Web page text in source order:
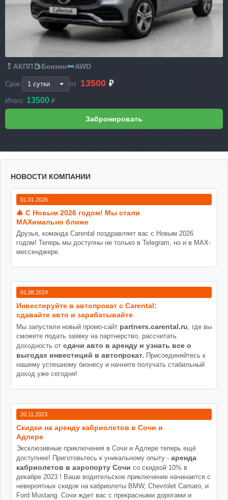
АКПП Бензин AWD
Срок: от 13500 ₽
Итого: 13500 ₽
НОВОСТИ КОМПАНИИ
01.01.2026
🎄 С Новым 2026 годом! Мы стали
MAXимально ближе
Друзья, команда Carental поздравляет вас с Новым 2026
годом! Теперь мы доступны не только в Telegram, но и в MAX-
мессенджере.
01.08.2024
Инвестируйте в автопрокат с Carental:
сдавайте авто и зарабатывайте
Мы запустили новый промо-сайт partners.carental.ru, где вы
сможете подать заявку на партнерство, рассчитать
доходность от сдачи авто в аренду и узнать все о
выгодах инвестиций в автопрокат. Присоединяйтесь к
нашему успешному бизнесу и начните получать стабильный
доход уже сегодня!
20.11.2023
Cкидки на аренду кабриолетов в Сочи и
Адлере
Эксклюзивные приключения в Сочи и Адлере теперь ещё
доступнее! Приготовьтесь к уникальному опыту - аренда
кабриолетов в аэропорту Сочи со скидкой 10% в
декабре 2023 ! Ваше водительское приключение начинается с
невероятных скидок на кабриолеты BMW, Chevrolet Camaro, и
Ford Mustang. Сочи ждет вас с прекрасными дорогами и